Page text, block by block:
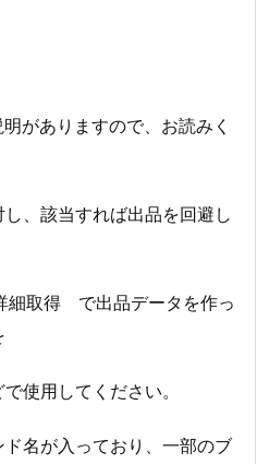
がありますので、お読みく
該当すれば出品を回避し
で出品データを作っ
用してください。
入っており、一部のブ